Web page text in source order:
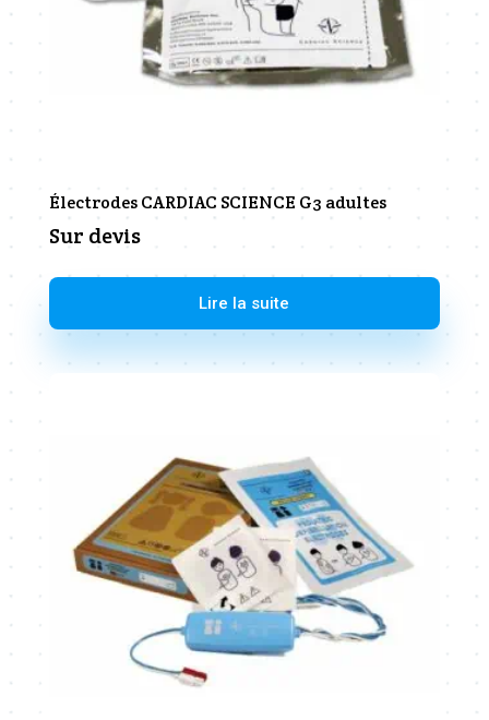
Électrodes CARDIAC SCIENCE G3 adultes
Sur devis
Lire la suite